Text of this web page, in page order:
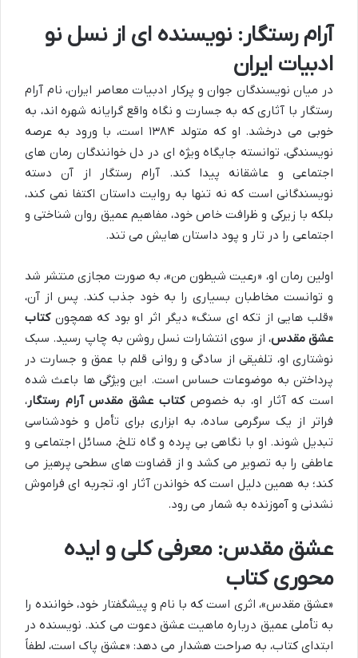
آرام رستگار: نویسنده ای از نسل نو
ادبیات ایران
در میان نویسندگان جوان و پرکار ادبیات معاصر ایران، نام آرام
رستگار با آثاری که به جسارت و نگاه واقع گرایانه شهره اند، به
خوبی می درخشد. او که متولد ۱۳۸۴ است، با ورود به عرصه
نویسندگی، توانسته جایگاه ویژه ای در دل خوانندگان رمان های
اجتماعی و عاشقانه پیدا کند. آرام رستگار از آن دسته
نویسندگانی است که نه تنها به روایت داستان اکتفا نمی کند،
بلکه با زیرکی و ظرافت خاص خود، مفاهیم عمیق روان شناختی و
اجتماعی را در تار و پود داستان هایش می تند.
اولین رمان او، «رعیت شیطون من»، به صورت مجازی منتشر شد
و توانست مخاطبان بسیاری را به خود جذب کند. پس از آن،
«قلب هایی از تکه ای سنگ» دیگر اثر او بود که همچونکتاب
عشق مقدس، از سوی انتشارات نسل روشن به چاپ رسید. سبک
نوشتاری او، تلفیقی از سادگی و روانی قلم با عمق و جسارت در
پرداختن به موضوعات حساس است. این ویژگی ها باعث شده
است که آثار او، به خصوصکتاب عشق مقدس آرام رستگار،
فراتر از یک سرگرمی ساده، به ابزاری برای تأمل و خودشناسی
تبدیل شوند. او با نگاهی بی پرده و گاه تلخ، مسائل اجتماعی و
عاطفی را به تصویر می کشد و از قضاوت های سطحی پرهیز می
کند؛ به همین دلیل است که خواندن آثار او، تجربه ای فراموش
نشدنی و آموزنده به شمار می رود.
عشق مقدس: معرفی کلی و ایده
محوری کتاب
«عشق مقدس»، اثری است که با نام و پیشگفتار خود، خواننده را
به تأملی عمیق درباره ماهیت عشق دعوت می کند. نویسنده در
ابتدای کتاب، به صراحت هشدار می دهد: «عشق پاک است، لطفاً